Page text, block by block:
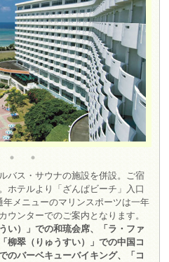
バス・サウナの施設を併設。ご宿
ホテルより「ざんぱビーチ」入口
メニューのマリンスポーツは一年
ウンターでのご案内となります。
い）」での和琉会席、「ラ・ファ
柳翠（りゅうすい）」での中国コ
のバーベキューバイキング、「コ